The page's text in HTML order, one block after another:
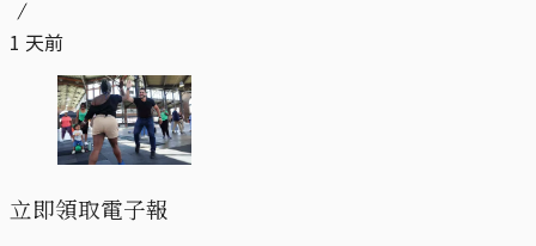
1 天前
立即領取電子報